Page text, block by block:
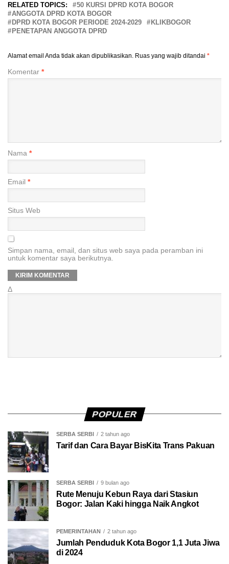
RELATED TOPICS:
50 KURSI DPRD KOTA BOGOR
ANGGOTA DPRD KOTA BOGOR
DPRD KOTA BOGOR PERIODE 2024-2029
KLIKBOGOR
PENETAPAN ANGGOTA DPRD
Alamat email Anda tidak akan dipublikasikan. Ruas yang wajib ditandai *
Komentar *
Nama *
Email *
Situs Web
Simpan nama, email, dan situs web saya pada peramban ini
untuk komentar saya berikutnya.
Δ
POPULER
SERBA SERBI 2 tahun ago
Tarif dan Cara Bayar BisKita Trans Pakuan
SERBA SERBI 9 bulan ago
Rute Menuju Kebun Raya dari Stasiun
Bogor: Jalan Kaki hingga Naik Angkot
PEMERINTAHAN 2 tahun ago
Jumlah Penduduk Kota Bogor 1,1 Juta Jiwa
di 2024